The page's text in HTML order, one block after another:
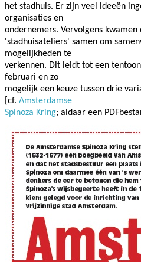
het stadhuis. Er zijn veel ideeën
organisaties en
ondernemers. Vervolgens
'stadhuisateliers' samen om
mogelijkheden te
verkennen. Dit leidt tot een
februari en zo
mogelijk een keuze tussen drie
[cf. Amsterdamse
Spinoza Kring; aldaar een